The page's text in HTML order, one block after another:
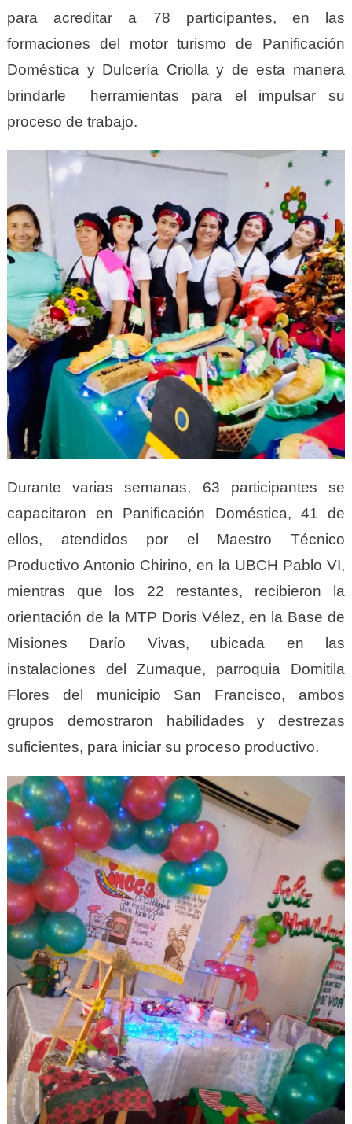
para acreditar a 78 participantes, en las
formaciones del motor turismo de Panificación
Doméstica y Dulcería Criolla y de esta manera
brindarle herramientas para el impulsar su
proceso de trabajo.
Durante varias semanas, 63 participantes se
capacitaron en Panificación Doméstica, 41 de
ellos, atendidos por el Maestro Técnico
Productivo Antonio Chirino, en la UBCH Pablo VI,
mientras que los 22 restantes, recibieron la
orientación de la MTP Doris Vélez, en la Base de
Misiones Darío Vivas, ubicada en las
instalaciones del Zumaque, parroquia Domitila
Flores del municipio San Francisco, ambos
grupos demostraron habilidades y destrezas
suficientes, para iniciar su proceso productivo.